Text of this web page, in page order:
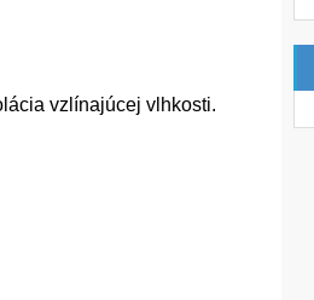
vzlínajúcej vlhkosti.